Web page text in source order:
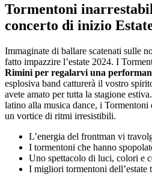
Tormentoni
concerto di inizio
Immaginate di ballare scatenati sulle
fatto impazzire l’estate 2024. I
Rimini per regalarvi una
esplosiva band catturerà il vostro
avete amato per tutta la stagione
latino alla musica dance, i
un vortice di ritmi irresistibili.
L’energia del frontman vi
I tormentoni che hanno
Uno spettacolo di luci, colori e
I migliori tormentoni dell’estate